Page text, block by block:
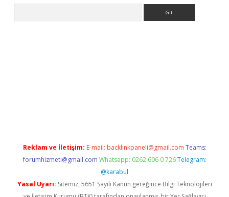
Reklam ve İletişim: E-mail: backlinkpaneli@gmail.com Teams:
forumhizmeti@gmail.com Whatsapp: 0262 606 0 726 Telegram:
@karabul
Yasal Uyarı: Sitemiz, 5651 Sayılı Kanun gereğince Bilgi Teknolojileri